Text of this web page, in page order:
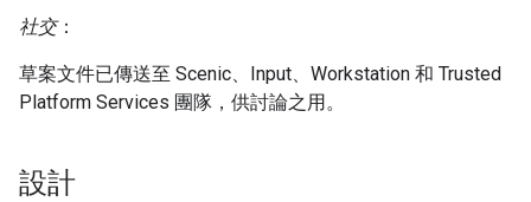
社交：
草案文件已傳送至 Scenic、Input、Workstation 和 Trusted
Platform Services 團隊，供討論之用。
設計